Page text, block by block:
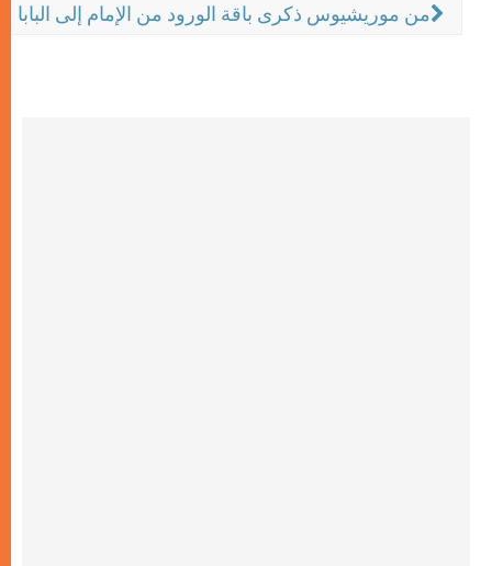
من موريشيوس ذكرى باقة الورود من الإمام إلى البابا